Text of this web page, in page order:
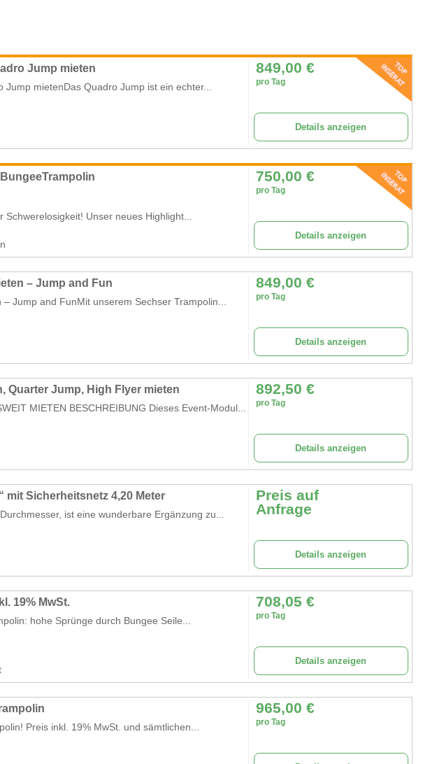
Jump mieten
mietenDas Quadro Jump ist ein echter...
849,00 €
pro Tag
Details anzeigen
​Unser neues Highlight...
750,00 €
pro Tag
Details anzeigen
– Jump and Fun
Jump and FunMit unserem Sechser Trampolin...
849,00 €
pro Tag
Details anzeigen
Quarter Jump, High Flyer mieten
MIETEN BESCHREIBUNG Dieses Event-Modul...
892,50 €
pro Tag
Details anzeigen
mit Sicherheitsnetz 4,20 Meter
ist eine wunderbare Ergänzung zu...
Preis auf
Anfrage
Details anzeigen
19% MwSt.
hohe Sprünge durch Bungee Seile...
708,05 €
pro Tag
Details anzeigen
Preis inkl. 19% MwSt. und sämtlichen...
965,00 €
pro Tag